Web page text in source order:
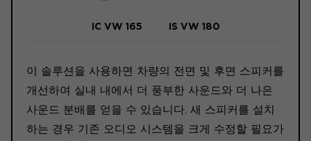
IC VW 165 IS VW 180
이 솔루션을 사용하면 차량의 전면 및 후면 스피커를
개선하여 실내 내에서 더 풍부한 사운드와 더 나은
사운드 분배를 얻을 수 있습니다. 새 스피커를 설치
하는 경우 기존 오디오 시스템을 크게 수정할 필요가